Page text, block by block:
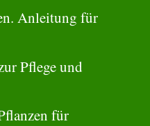
Anleitung für
Pflege und
für